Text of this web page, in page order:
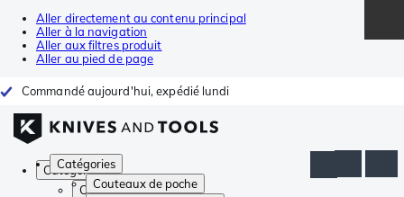
Aller directement au contenu principal
Aller à la navigation
Aller aux filtres produit
Aller au pied de page
Commandé aujourd'hui, expédié lundi
Catégories
Couteaux de poche
Catégories
Couteaux de poche